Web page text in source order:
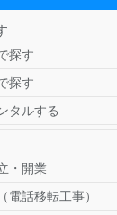
探す
探す
タルする
・開業
電話移転工事）